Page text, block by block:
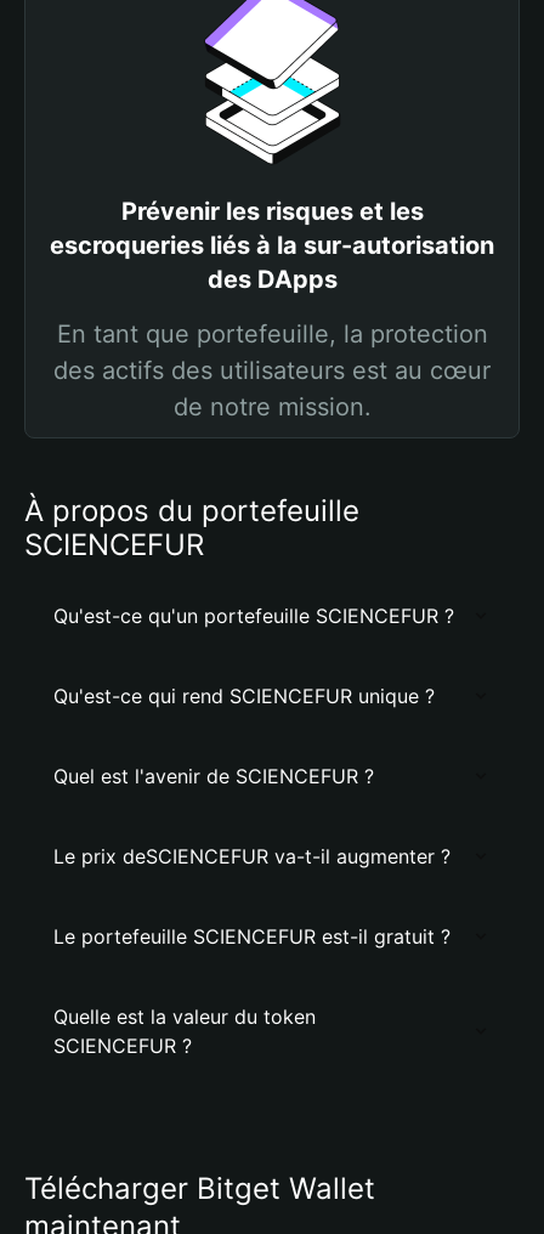
Prévenir les risques et les
escroqueries liés à la sur-autorisation
des DApps
En tant que portefeuille, la protection
des actifs des utilisateurs est au cœur
de notre mission.
À propos du portefeuille
SCIENCEFUR
Qu'est-ce qu'un portefeuille SCIENCEFUR ?
Qu'est-ce qui rend SCIENCEFUR unique ?
Quel est l'avenir de SCIENCEFUR ?
Le prix deSCIENCEFUR va-t-il augmenter ?
Le portefeuille SCIENCEFUR est-il gratuit ?
Quelle est la valeur du token
SCIENCEFUR ?
Télécharger Bitget Wallet
maintenant